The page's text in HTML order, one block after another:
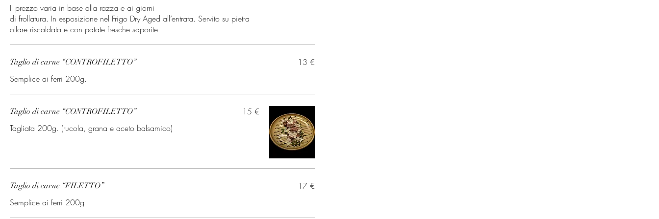
Il prezzo varia in base alla razza e ai giorni
di frollatura. In esposizione nel Frigo Dry Aged all’entrata. Servito su pietra
ollare riscaldata e con patate fresche saporite
Taglio di carne “CONTROFILETTO”
Semplice ai ferri 200g.
13 €
Taglio di carne “CONTROFILETTO”
Tagliata 200g. (rucola, grana e aceto balsamico)
15 €
Taglio di carne “FILETTO”
Semplice ai ferri 200g
17 €